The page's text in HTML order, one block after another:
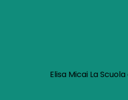
Elisa Micai La